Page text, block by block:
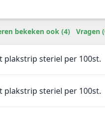
bekeken ook (4) Vragen
plakstrip steriel per 100st.
plakstrip steriel per 100st.